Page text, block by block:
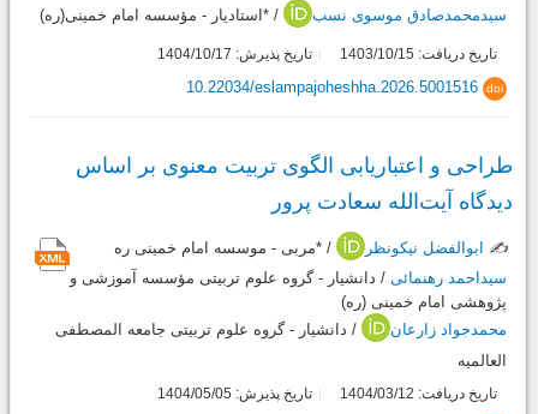
سیدمحمدصادق موسوی نسب
/ *استادیار - مؤسسه امام خمینی(ره)
تاریخ دریافت: 1403/10/15 تاریخ پذیرش: 1404/10/17
doi
10.22034/eslampajoheshha.2026.5001516
طراحی و اعتباریابی الگوی تربیت معنوی بر اساس
دیدگاه آیت‌الله سعادت پرور
✍️ ابوالفضل نیکونظر
/ *مربی - موسسه امام خمینی ره
سیداحمد رهنمائی / دانشیار - گروه علوم تربیتی مؤسسه آموزشی و
پژوهشی امام خمینی (ره)
محمدجواد زارعان
/ دانشیار - گروه علوم تربیتی جامعه المصطفی
العالمیه
تاریخ دریافت: 1404/03/12 تاریخ پذیرش: 1404/05/05